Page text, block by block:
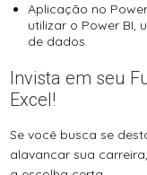
Aplicação no Power BI: Aprenda os primeiros passos para
utilizar o Power BI,
de dados.
Invista em seu
Excel!
Se você busca se
alavancar sua